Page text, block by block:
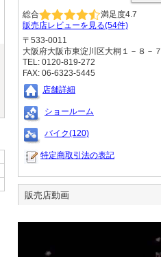
総合 満足度4.7
販売店レビューを見る(54件)
〒533-0011
大阪府大阪市東淀川区大桐１－８－７
TEL: 0120-819-272
FAX: 06-6323-5445
店舗詳細
ショールーム
バイク(120)
特定商取引法の表記
販売店動画